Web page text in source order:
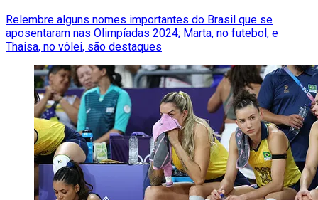
Relembre alguns nomes importantes do Brasil que se
aposentaram nas Olimpíadas 2024; Marta, no futebol, e
Thaisa, no vôlei, são destaques